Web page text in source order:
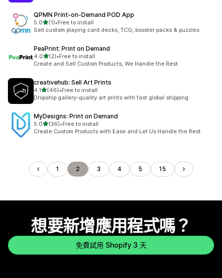
QPMN Print‑on‑Demand POD App
5.0滿分 5 顆星
(1)
共有 1 則評價
•Free to install
Sell custom playing card decks, TCG, booster packs & puzzles
PeaPrint: Print on Demand
4.0滿分 5 顆星
(2)
共有 2 則評價
•Free to install
Create and Sell Custom Products, We Handle the Rest.
creativehub: Sell Art Prints
4.1滿分 5 顆星
(46)
共有 46 則評價
•Free to install
Dropship gallery-quality art prints with fast global shipping.
MyDesigns: Print on Demand
5.0滿分 5 顆星
(36)
共有 36 則評價
•Free to install
Create Custom Products with Ease and Let Us Handle the Rest.
1 2 3 4 5 15
想要新增應用程式嗎？
免費試用 Shopify 3 天